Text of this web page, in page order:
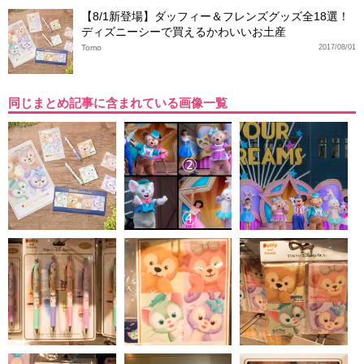
【8/1新登場】ダッフィー＆フレンズグッズ全18選！
ディズニーシーで買えるかわいいお土産
2017/08/01
Tomo
同じまとめ記事に含まれている画像一覧